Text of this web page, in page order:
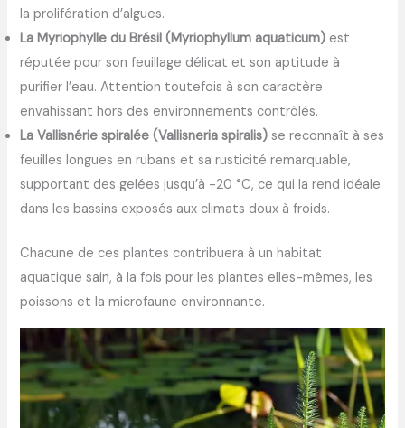
la prolifération d’algues.
La Myriophylle du Brésil (Myriophyllum aquaticum) est
réputée pour son feuillage délicat et son aptitude à
purifier l’eau. Attention toutefois à son caractère
envahissant hors des environnements contrôlés.
La Vallisnérie spiralée (Vallisneria spiralis) se reconnaît à ses
feuilles longues en rubans et sa rusticité remarquable,
supportant des gelées jusqu’à -20 °C, ce qui la rend idéale
dans les bassins exposés aux climats doux à froids.
Chacune de ces plantes contribuera à un habitat
aquatique sain, à la fois pour les plantes elles-mêmes, les
poissons et la microfaune environnante.